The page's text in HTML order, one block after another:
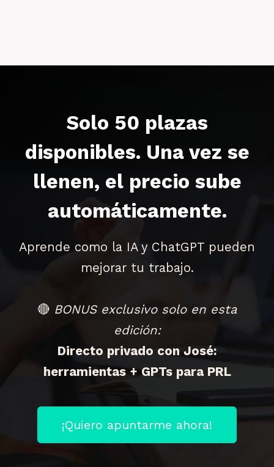
Solo 50 plazas
disponibles. Una vez se
llenen, el precio sube
automáticamente.
Aprende como la IA y ChatGPT pueden
mejorar tu trabajo.
🔴 BONUS exclusivo solo en esta
edición:
Directo privado con José:
herramientas + GPTs para PRL
¡Quiero apuntarme ahora!